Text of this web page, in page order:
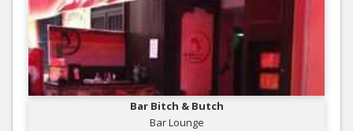
Bar Bitch & Butch
Bar Lounge